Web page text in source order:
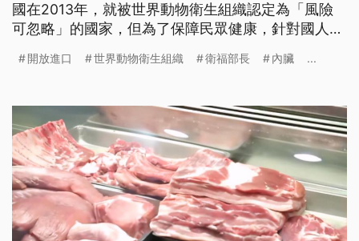
國在2013年，就被世界動物衛生組織認定為「風險
可忽略」的國家，但為了保障民眾健康，針對國人較
著科學進步，國際對於狂牛症已經較不擔心，不過台
開放進口 世界動物衛生組織 衛福部長 內臟 ...